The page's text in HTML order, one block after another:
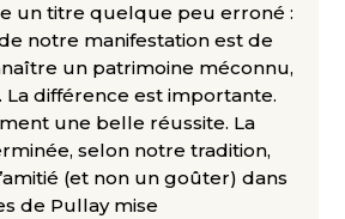
un titre quelque peu erroné :
notre manifestation est de
un patrimoine méconnu,
La différence est importante.
une belle réussite. La
selon notre tradition,
(et non un goûter) dans
de Pullay mise